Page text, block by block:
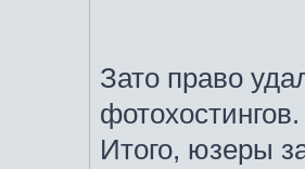
Зато право
фотохостингов.
Итого, юзеры